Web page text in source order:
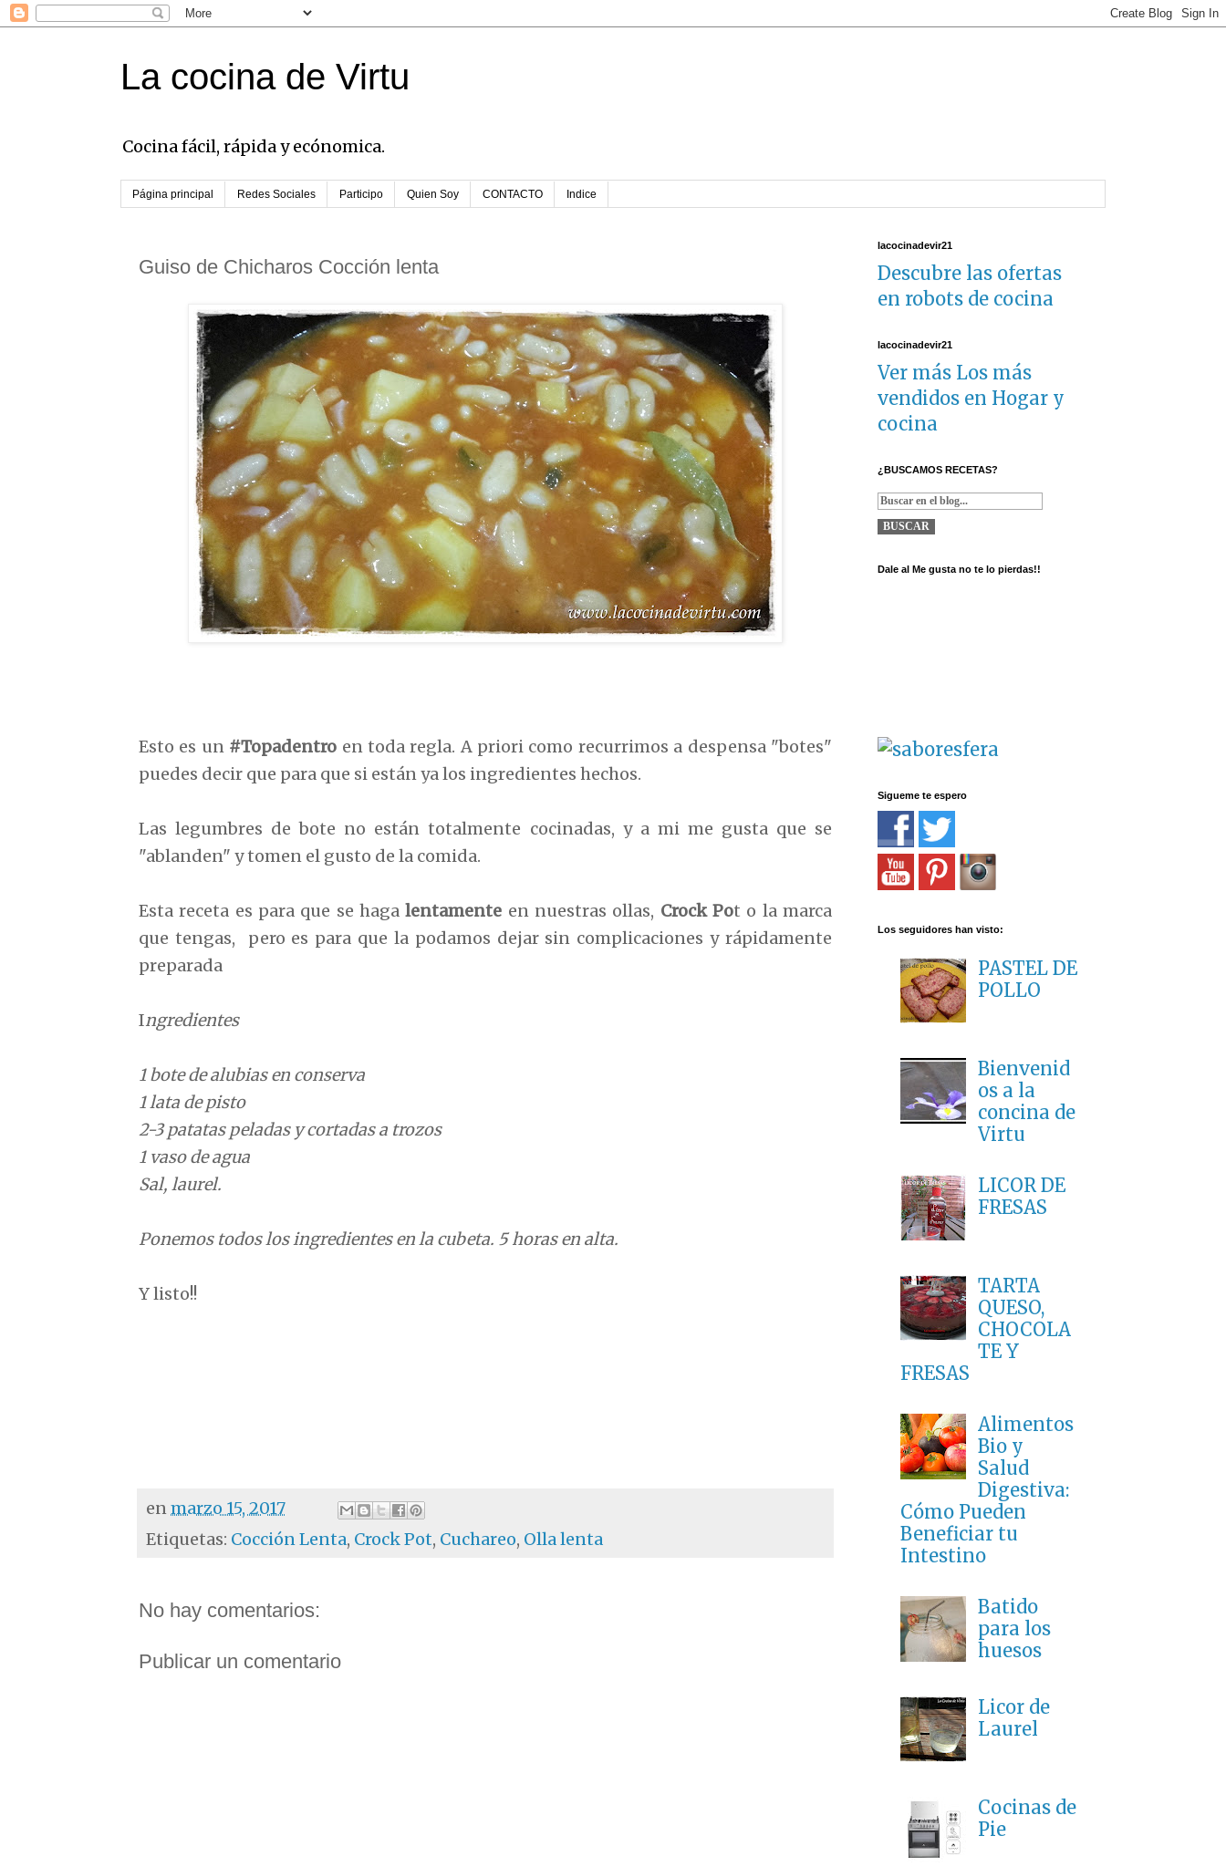
La cocina de Virtu
Cocina fácil, rápida y ecónomica.
Página principal Redes Sociales Participo Quien Soy CONTACTO Indice
Guiso de Chicharos Cocción lenta
Esto es un #Topadentro en toda regla. A priori como recurrimos a despensa "botes"
puedes decir que para que si están ya los ingredientes hechos.
Las legumbres de bote no están totalmente cocinadas, y a mi me gusta que se
"ablanden" y tomen el gusto de la comida.
Esta receta es para que se haga lentamente en nuestras ollas, Crock Pot o la marca
que tengas, pero es para que la podamos dejar sin complicaciones y rápidamente
preparada
Ingredientes
1 bote de alubias en conserva
1 lata de pisto
2-3 patatas peladas y cortadas a trozos
1 vaso de agua
Sal, laurel.
Ponemos todos los ingredientes en la cubeta. 5 horas en alta.
Y listo!!
enmarzo 15, 2017
Etiquetas: Cocción Lenta, Crock Pot, Cuchareo, Olla lenta
No hay comentarios:
Publicar un comentario
lacocinadevir21
Descubre las ofertas
en robots de cocina
lacocinadevir21
Ver más Los más
vendidos en Hogar y
cocina
¿BUSCAMOS RECETAS?
Dale al Me gusta no te lo pierdas!!
Sigueme te espero
Los seguidores han visto:
PASTEL DE
POLLO
Bienvenid
os a la
concina de
Virtu
LICOR DE
FRESAS
TARTA
QUESO,
CHOCOLA
TE Y
FRESAS
Alimentos
Bio y
Salud
Digestiva:
Cómo Pueden
Beneficiar tu
Intestino
Batido
para los
huesos
Licor de
Laurel
Cocinas de
Pie